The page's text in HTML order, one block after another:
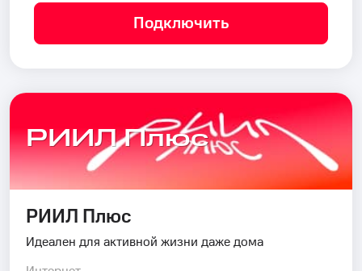
Подключить
РИИЛ Плюс
РИИЛ Плюс
Идеален для активной жизни даже дома